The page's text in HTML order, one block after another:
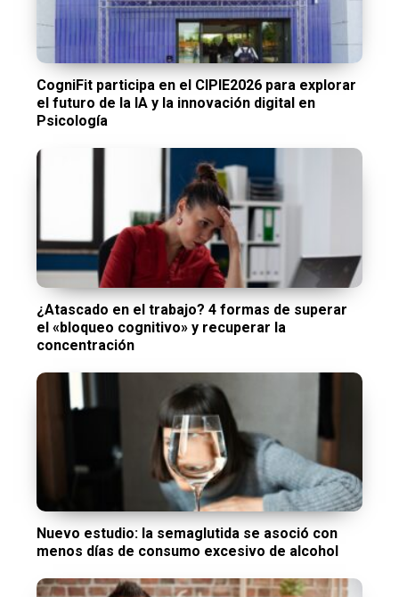
CogniFit participa en el CIPIE2026 para explorar
el futuro de la IA y la innovación digital en
Psicología
¿Atascado en el trabajo? 4 formas de superar
el «bloqueo cognitivo» y recuperar la
concentración
Nuevo estudio: la semaglutida se asoció con
menos días de consumo excesivo de alcohol